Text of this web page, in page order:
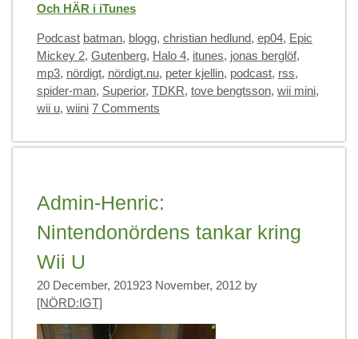
Och HÄR i iTunes
Categories
Podcast Tags
batman, blogg, christian hedlund, ep04, Epic
Mickey 2, Gutenberg, Halo 4, itunes, jonas berglöf,
mp3, nördigt, nördigt.nu, peter kjellin, podcast, rss,
spider-man, Superior, TDKR, tove bengtsson, wii mini,
wii u, wiini 7 Comments
Admin-Henric:
Nintendonördens tankar kring
Wii U
20 December, 201923 November, 2012 by
[NÖRD:IGT]